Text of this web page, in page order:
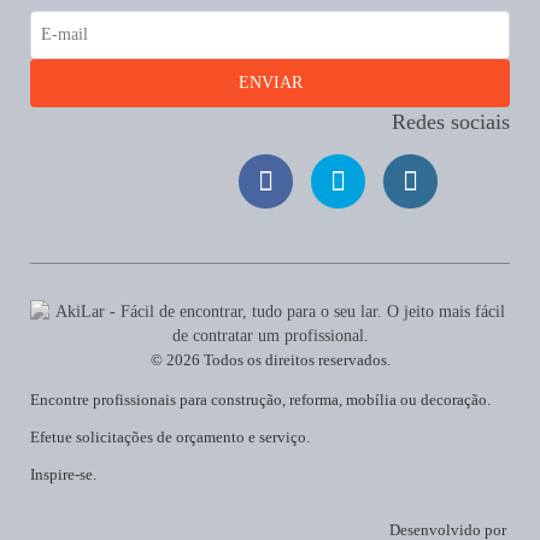
Redes sociais
Encontre profissionais para construção, reforma, mobília ou decoração.
Efetue solicitações de orçamento e serviço.
Inspire-se.
© 2026 Todos os direitos reservados.
Desenvolvido por